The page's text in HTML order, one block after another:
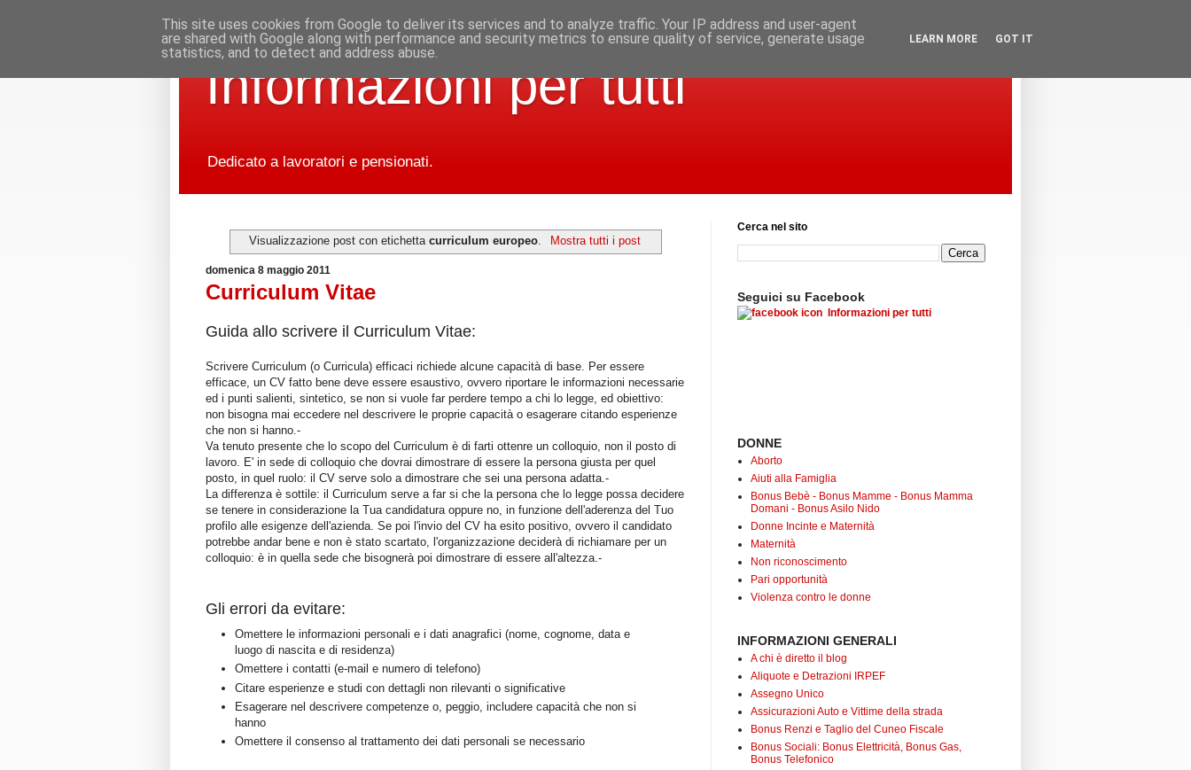
Informazioni per tutti
Dedicato a lavoratori e pensionati.
Visualizzazione post con etichettacurriculum europeo. Mostra tutti i post
domenica 8 maggio 2011
Curriculum Vitae
Guida allo scrivere il Curriculum Vitae:
Scrivere Curriculum (o Curricula) efficaci richiede alcune capacità di base. Per essere
efficace, un CV fatto bene deve essere esaustivo, ovvero riportare le informazioni necessarie
ed i punti salienti, sintetico, se non si vuole far perdere tempo a chi lo legge, ed obiettivo:
non bisogna mai eccedere nel descrivere le proprie capacità o esagerare citando esperienze
che non si hanno.-
Va tenuto presente che lo scopo del Curriculum è di farti ottenre un colloquio, non il posto di
lavoro. E' in sede di colloquio che dovrai dimostrare di essere la persona giusta per quel
posto, in quel ruolo: il CV serve solo a dimostrare che sei una persona adatta.-
La differenza è sottile: il Curriculum serve a far si che la persona che lo legge possa decidere
se tenere in considerazione la Tua candidatura oppure no, in funzione dell'aderenza del Tuo
profilo alle esigenze dell'azienda. Se poi l'invio del CV ha esito positivo, ovvero il candidato
potrebbe andar bene e non è stato scartato, l'organizzazione deciderà di richiamare per un
colloquio: è in quella sede che bisognerà poi dimostrare di essere all'altezza.-
Gli errori da evitare:
Omettere le informazioni personali e i dati anagrafici (nome, cognome, data e
luogo di nascita e di residenza)
Omettere i contatti (e-mail e numero di telefono)
Citare esperienze e studi con dettagli non rilevanti o significative
Esagerare nel descrivere competenze o, peggio, includere capacità che non si
hanno
Omettere il consenso al trattamento dei dati personali se necessario
Cerca nel sito
Seguici su Facebook
Informazioni per tutti
DONNE
Aborto
Aiuti alla Famiglia
Bonus Bebè - Bonus Mamme - Bonus Mamma
Domani - Bonus Asilo Nido
Donne Incinte e Maternità
Maternità
Non riconoscimento
Pari opportunità
Violenza contro le donne
INFORMAZIONI GENERALI
A chi è diretto il blog
Aliquote e Detrazioni IRPEF
Assegno Unico
Assicurazioni Auto e Vittime della strada
Bonus Renzi e Taglio del Cuneo Fiscale
Bonus Sociali: Bonus Elettricità, Bonus Gas,
Bonus Telefonico
This site uses cookies from Google to deliver its services and to analyze traffic. Your IP address and user-agent
are shared with Google along with performance and security metrics to ensure quality of service, generate usage
statistics, and to detect and address abuse.
LEARN MORE GOT IT